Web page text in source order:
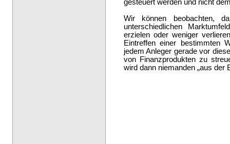
gesteuert werden und nicht
Wir können beobachten,
unterschiedlichen
erzielen oder weniger
Eintreffen einer bestimmten
jedem Anleger gerade vor
von Finanzprodukten zu
wird dann niemanden „aus der